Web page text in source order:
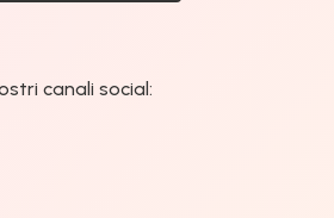
canali social: